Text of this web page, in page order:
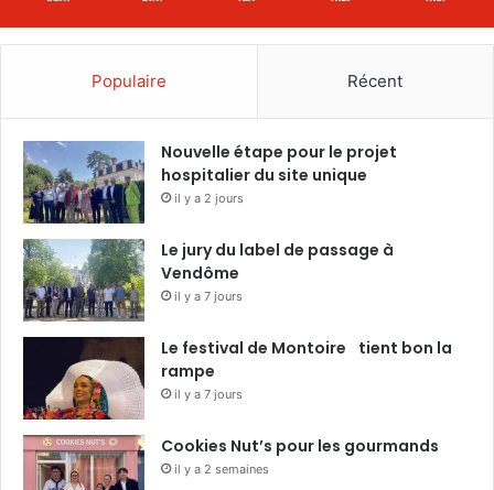
Populaire Récent
Nouvelle étape pour le projet
hospitalier du site unique
il y a 2 jours
Le jury du label de passage à
Vendôme
il y a 7 jours
Le festival de Montoire tient bon la
rampe
il y a 7 jours
Cookies Nut’s pour les gourmands
il y a 2 semaines